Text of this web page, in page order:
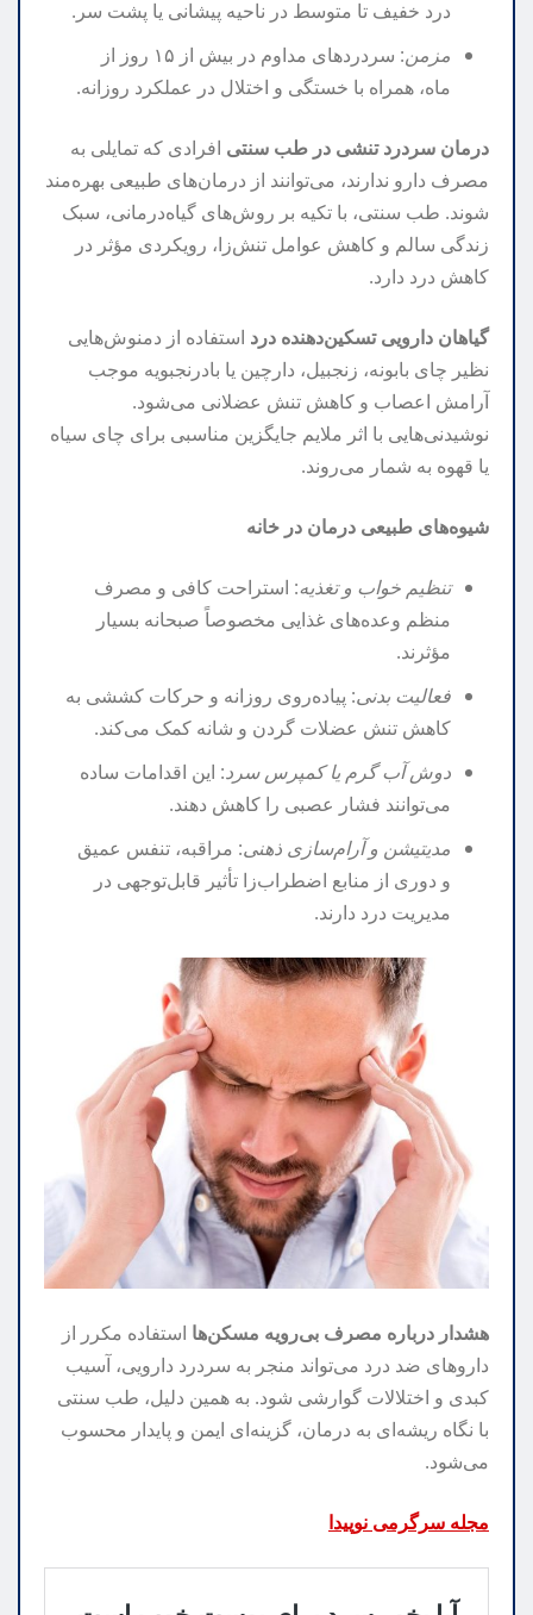
درد خفیف تا متوسط در ناحیه پیشانی یا پشت سر.
مزمن
: سردردهای مداوم در بیش از ۱۵ روز از
ماه، همراه با خستگی و اختلال در عملکرد روزانه.
درمان سردرد تنشی در طب سنتی افرادی که تمایلی به
مصرف دارو ندارند، می‌توانند از درمان‌های طبیعی بهره‌مند
شوند. طب سنتی، با تکیه بر روش‌های گیاه‌درمانی، سبک
زندگی سالم و کاهش عوامل تنش‌زا، رویکردی مؤثر در
کاهش درد دارد.
گیاهان دارویی تسکین‌دهنده درد استفاده از دمنوش‌هایی
نظیر چای بابونه، زنجبیل، دارچین یا بادرنجبویه موجب
آرامش اعصاب و کاهش تنش عضلانی می‌شود.
نوشیدنی‌هایی با اثر ملایم جایگزین مناسبی برای چای سیاه
یا قهوه به شمار می‌روند.
شیوه‌های طبیعی درمان در خانه
تنظیم خواب و تغذیه: استراحت کافی و مصرف
منظم وعده‌های غذایی مخصوصاً صبحانه بسیار
مؤثرند.
فعالیت بدنی: پیاده‌روی روزانه و حرکات کششی به
کاهش تنش عضلات گردن و شانه کمک می‌کند.
دوش آب گرم یا کمپرس سرد: این اقدامات ساده
می‌توانند فشار عصبی را کاهش دهند.
مدیتیشن و آرام‌سازی ذهنی: مراقبه، تنفس عمیق
و دوری از منابع اضطراب‌زا تأثیر قابل‌توجهی در
مدیریت درد دارند.
هشدار درباره مصرف بی‌رویه مسکن‌ها استفاده مکرر از
داروهای ضد درد می‌تواند منجر به سردرد دارویی، آسیب
کبدی و اختلالات گوارشی شود. به همین دلیل، طب سنتی
با نگاه ریشه‌ای به درمان، گزینه‌ای ایمن و پایدار محسوب
می‌شود.
مجله سرگرمی نوپیدا